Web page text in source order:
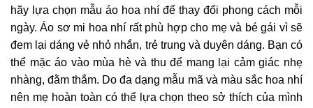
hãy lựa chọn mẫu áo hoa nhí để thay đổi phong cách mỗi
ngày. Áo sơ mi hoa nhí rất phù hợp cho mẹ và bé gái vì sẽ
đem lại dáng vẻ nhỏ nhắn, trẻ trung và duyên dáng. Bạn có
thể mặc áo vào mùa hè và thu để mang lại cảm giác nhẹ
nhàng, đằm thắm. Do đa dạng mẫu mã và màu sắc hoa nhí
nên mẹ hoàn toàn có thể lựa chọn theo sở thích của mình